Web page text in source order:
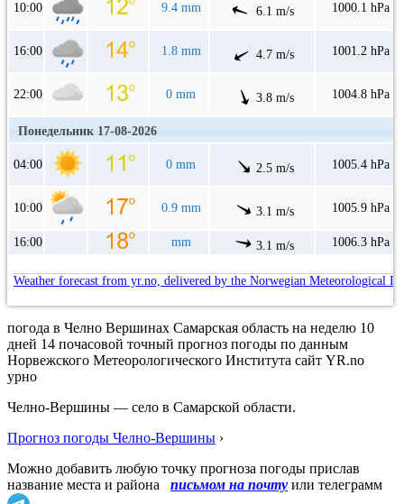
10:00 9.4 mm 6.1 m/s 1000.1 hPa
16:00 1.8 mm 4.7 m/s 1001.2 hPa
22:00 0 mm 3.8 m/s 1004.8 hPa
Понедельник 17-08-2026
04:00 0 mm 2.5 m/s 1005.4 hPa
10:00 0.9 mm 3.1 m/s 1005.9 hPa
16:00 mm 3.1 m/s 1006.3 hPa
Weather forecast from yr.no, delivered by the Norwegian Meteorological
погода в Челно Вершинах Самарская область на неделю 10
дней 14 почасовой точный прогноз погоды по данным
Норвежского Метеорологического Института сайт YR.no
урно
Челно-Вершины — село в Самарской области.
Прогноз погоды Челно-Вершины ›
Можно добавить любую точку прогноза погоды прислав
название места и района
письмом на почту или телеграмм